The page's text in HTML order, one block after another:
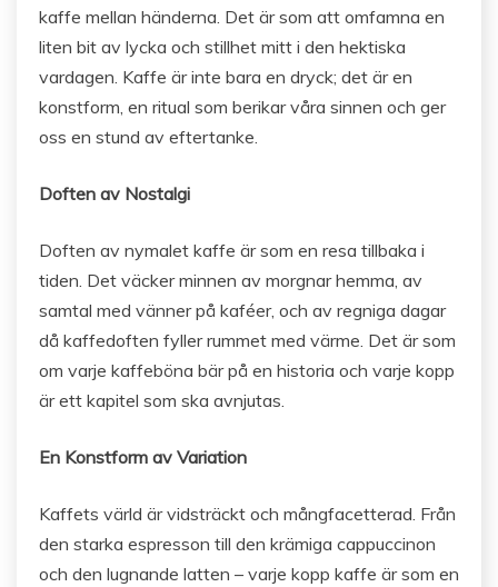
kaffe mellan händerna. Det är som att omfamna en
liten bit av lycka och stillhet mitt i den hektiska
vardagen. Kaffe är inte bara en dryck; det är en
konstform, en ritual som berikar våra sinnen och ger
oss en stund av eftertanke.
Doften av Nostalgi
Doften av nymalet kaffe är som en resa tillbaka i
tiden. Det väcker minnen av morgnar hemma, av
samtal med vänner på kaféer, och av regniga dagar
då kaffedoften fyller rummet med värme. Det är som
om varje kaffeböna bär på en historia och varje kopp
är ett kapitel som ska avnjutas.
En Konstform av Variation
Kaffets värld är vidsträckt och mångfacetterad. Från
den starka espresson till den krämiga cappuccinon
och den lugnande latten – varje kopp kaffe är som en